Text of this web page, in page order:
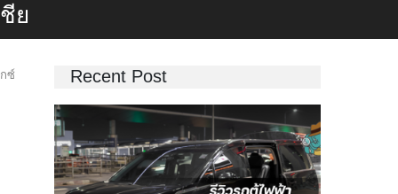
ย
ซ์ Recent Post